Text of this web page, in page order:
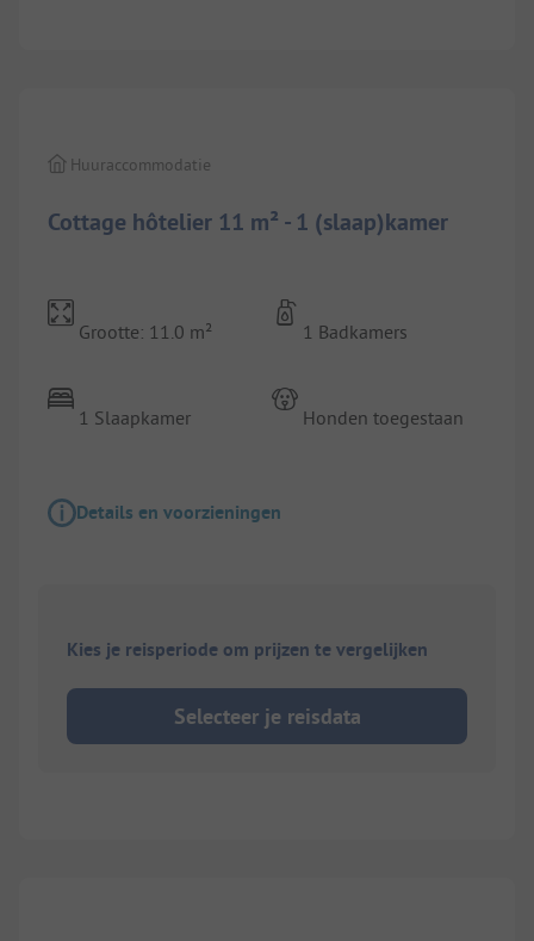
Cottage hôtelier 11 m² - 1 (slaap)kamer
Huuraccommodatie
Grootte: 11.0 m²
1 Slaapkamer
1 Badkamers
Honden toegestaan
Details en voorzieningen
Kies je reisperiode om prijzen te vergelijken
Selecteer je reisdata